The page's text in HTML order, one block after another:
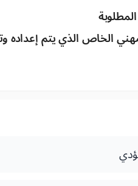
الخاص الذي يتم إعداده